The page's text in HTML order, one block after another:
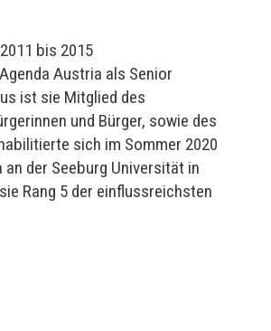
bis 2015
Austria als Senior
ist sie Mitglied des
und Bürger, sowie des
sich im Sommer 2020
der Seeburg Universität in
Rang 5 der einflussreichsten